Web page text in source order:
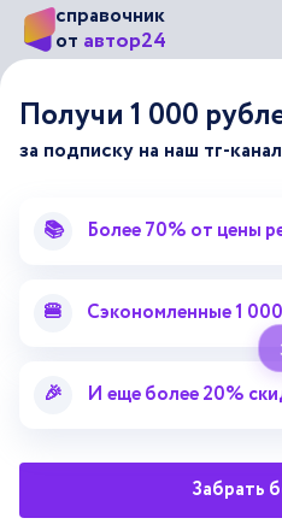
справочник
от автор24
Подписывайся на наши соц. сети
Лекторий
Справочник терминов
Для правообладателей
Работа для репетиторов
Партнерская программа
Получи 1 000
за подписку на наш тг-канал
📚 Более 70% от цены
🍔 Сэкономленные 1
🎉 И еще более 20%
Забрать